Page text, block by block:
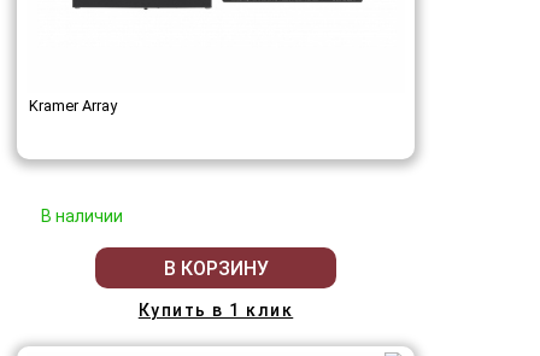
Kramer Array
В наличии
В КОРЗИНУ
Купить в 1 клик